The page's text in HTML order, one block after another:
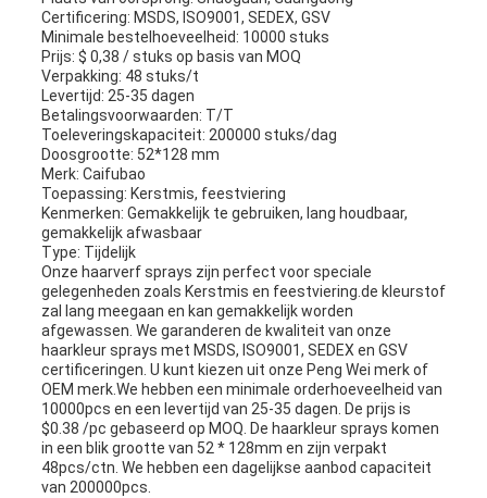
Certificering: MSDS, ISO9001, SEDEX, GSV
Minimale bestelhoeveelheid: 10000 stuks
Prijs: $ 0,38 / stuks op basis van MOQ
Verpakking: 48 stuks/t
Levertijd: 25-35 dagen
Betalingsvoorwaarden: T/T
Toeleveringskapaciteit: 200000 stuks/dag
Doosgrootte: 52*128 mm
Merk: Caifubao
Toepassing: Kerstmis, feestviering
Kenmerken: Gemakkelijk te gebruiken, lang houdbaar,
gemakkelijk afwasbaar
Type: Tijdelijk
Onze haarverf sprays zijn perfect voor speciale
gelegenheden zoals Kerstmis en feestviering.de kleurstof
zal lang meegaan en kan gemakkelijk worden
afgewassen. We garanderen de kwaliteit van onze
haarkleur sprays met MSDS, ISO9001, SEDEX en GSV
certificeringen. U kunt kiezen uit onze Peng Wei merk of
OEM merk.We hebben een minimale orderhoeveelheid van
10000pcs en een levertijd van 25-35 dagen. De prijs is
$0.38 /pc gebaseerd op MOQ. De haarkleur sprays komen
in een blik grootte van 52 * 128mm en zijn verpakt
48pcs/ctn. We hebben een dagelijkse aanbod capaciteit
van 200000pcs.